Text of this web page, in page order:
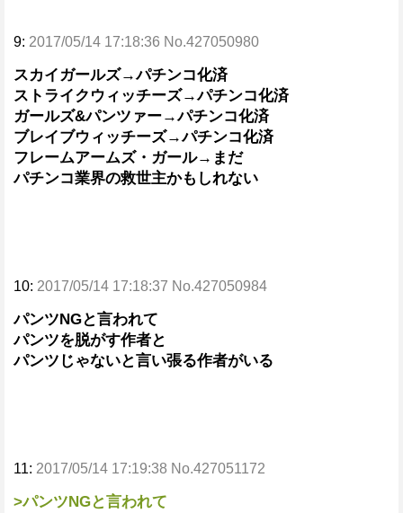
9: 2017/05/14 17:18:36 No.427050980
スカイガールズ→パチンコ化済
ストライクウィッチーズ→パチンコ化済
ガールズ&パンツァー→パチンコ化済
ブレイブウィッチーズ→パチンコ化済
フレームアームズ・ガール→まだ
パチンコ業界の救世主かもしれない
10: 2017/05/14 17:18:37 No.427050984
パンツNGと言われて
パンツを脱がす作者と
パンツじゃないと言い張る作者がいる
11: 2017/05/14 17:19:38 No.427051172
>パンツNGと言われて